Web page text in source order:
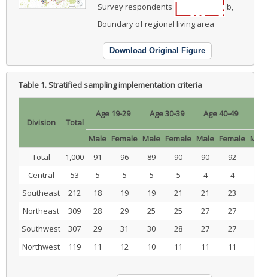
Survey respondents
b,
Boundary of regional living area
Download Original Figure
Table 1.Stratified sampling implementation criteria
Division Total
Age 19-29 Age 30-39 Age 40-49
Male Female Male Female Male Female Male
Total
1,000 91 96 89 90 90 92
Central
53 5 5 5 5 4 4
Southeast
212 18 19 19 21 21 23
Northeast
309 28 29 25 25 27 27
Southwest
307 29 31 30 28 27 27
Northwest
119 11 12 10 11 11 11